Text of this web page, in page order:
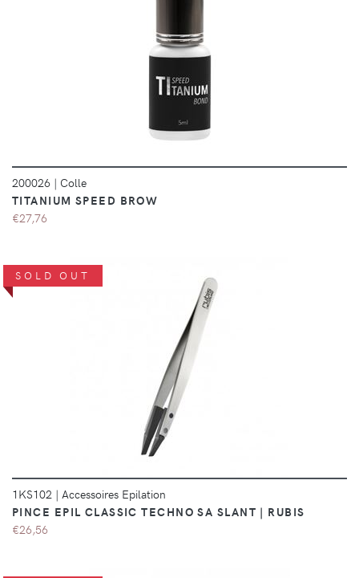
DÉTAILS
200026 | Colle
TITANIUM SPEED BROW
€27,76
SOLD OUT
DÉTAILS
1KS102 | Accessoires Epilation
PINCE EPIL CLASSIC TECHNO SA SLANT | RUBIS
€26,56